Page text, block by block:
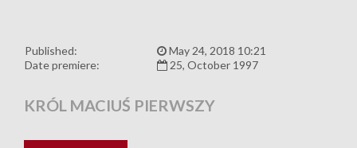
Published:
May 24, 2018 10:21
Date premiere:
25, October 1997
KRÓL MACIUŚ PIERWSZY